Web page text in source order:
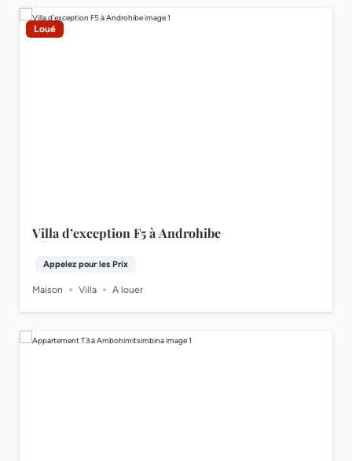
Loué
Villa d’exception F5 à Androhibe
Appelez pour les Prix
Maison Villa A louer